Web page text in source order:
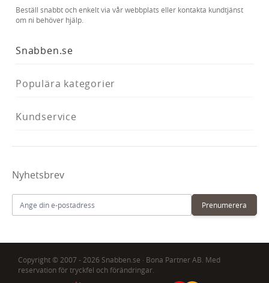
Beställ snabbt och enkelt via vår webbplats eller kontakta kundtjänst
om ni behöver hjälp.
Snabben.se
Populära kategorier
Kundservice
Nyhetsbrev
Prenumerera
Copyright © 2007 - 2026 Snabben.se · Bona Partner AB. Med
reservation för tryckfel och förändringar.